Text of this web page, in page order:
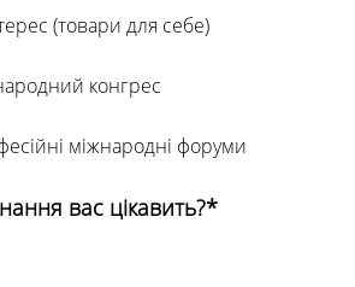
(товари для себе)
конгрес
міжнародні форуми
вас цікавить?*